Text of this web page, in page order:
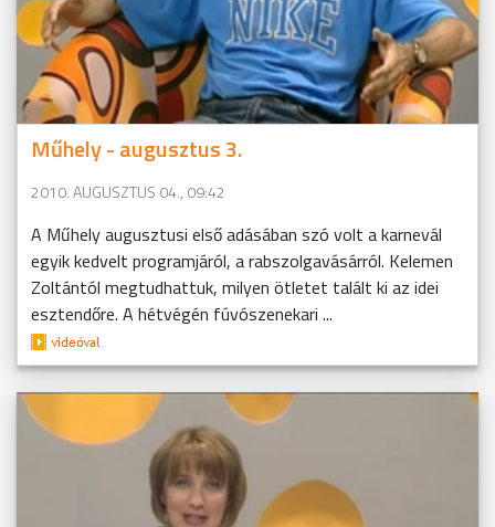
Műhely - augusztus 3.
2010. AUGUSZTUS 04., 09:42
A Műhely augusztusi első adásában szó volt a karnevál
egyik kedvelt programjáról, a rabszolgavásárról. Kelemen
Zoltántól megtudhattuk, milyen ötletet talált ki az idei
esztendőre. A hétvégén fúvószenekari ...